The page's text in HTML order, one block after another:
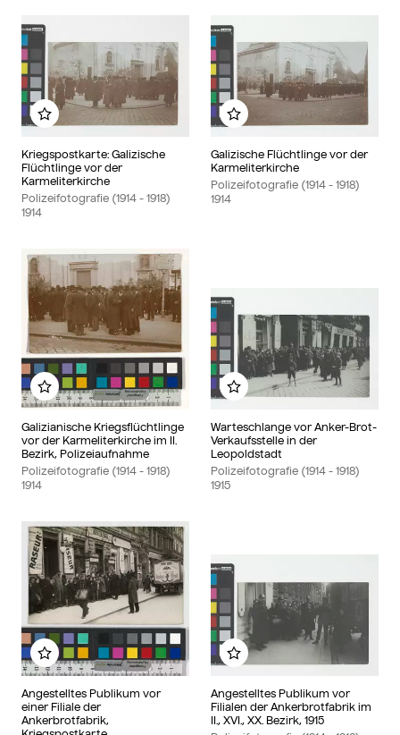
Kriegspostkarte: Galizische
Flüchtlinge vor der
Karmeliterkirche
Polizeifotografie (1914 - 1918)
1914
Add to my album
Galizische Flüchtlinge vor der
Karmeliterkirche
Polizeifotografie (1914 - 1918)
1914
Add to my album
Galizianische Kriegsflüchtlinge
vor der Karmeliterkirche im II.
Bezirk, Polizeiaufnahme
Polizeifotografie (1914 - 1918)
1914
Add to my album
Warteschlange vor Anker-Brot-
Verkaufsstelle in der
Leopoldstadt
Polizeifotografie (1914 - 1918)
1915
Add to my album
Angestelltes Publikum vor
einer Filiale der
Ankerbrotfabrik,
Add to my album
Angestelltes Publikum vor
Filialen der Ankerbrotfabrik im
II., XVI., XX. Bezirk, 1915
Add to my album